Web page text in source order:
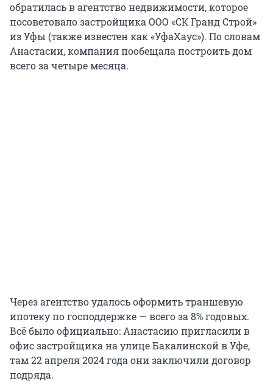
обратилась в агентство недвижимости, которое
посоветовало застройщика ООО «СК Гранд Строй»
из Уфы (также известен как «УфаХаус»). По словам
Анастасии, компания пообещала построить дом
всего за четыре месяца.
Через агентство удалось оформить траншевую
ипотеку по господдержке — всего за 8% годовых.
Всё было официально: Анастасию пригласили в
офис застройщика на улице Бакалинской в Уфе,
там 22 апреля 2024 года они заключили договор
подряда.